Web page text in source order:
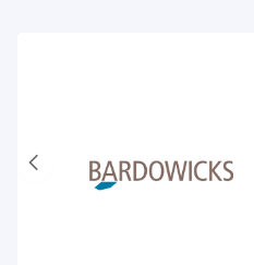
Vorheriger